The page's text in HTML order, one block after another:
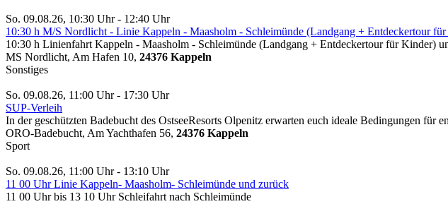
So. 09.08.26, 10:30 Uhr - 12:40 Uhr
10:30 h M/S Nordlicht - Linie Kappeln - Maasholm - Schleimünde (Landgang + Entdeckertour
10:30 h Linienfahrt Kappeln - Maasholm - Schleimünde (Landgang + Entdeckertour für Kinder)
MS Nordlicht, Am Hafen 10, 24376 Kappeln
Sonstiges
So. 09.08.26, 11:00 Uhr - 17:30 Uhr
SUP-Verleih
In der geschützten Badebucht des OstseeResorts Olpenitz erwarten euch ideale Bedingungen für
ORO-Badebucht, Am Yachthafen 56, 24376 Kappeln
Sport
So. 09.08.26, 11:00 Uhr - 13:10 Uhr
11 00 Uhr Linie Kappeln- Maasholm- Schleimünde und zurück
11 00 Uhr bis 13 10 Uhr Schleifahrt nach Schleimünde